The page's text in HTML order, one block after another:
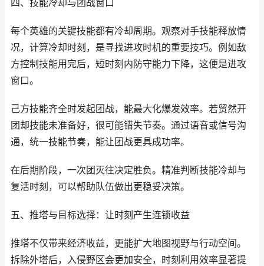
四、技能冷却与团战窗口
每个英雄的关键技能都有冷却周期。观察对手技能释放情
况，计算冷却时刻，是寻找进攻时机的重要技巧。例如敌
方控制技能用完后，短时刻内防守能力下降，这便是进攻
窗口。
己方技能齐全时发起团战，能最大化爆发效率。若贸然开
团却技能未准备好，很可能错失节奏。通过语音或信号沟
通，统一技能节奏，能让团战更具成功率。
在后期阶段，一次团灭往决定胜负。精准判断技能冷却与
复活时刻，可以帮助队伍做出更稳妥决策。
五、推塔与目标选择：让时刻产生连锁收益
推塔不仅带来经济收益，更能扩大地图视野与行动空间。
拆除外塔后，入侵野区会更加安全，时刻利用效率显著提